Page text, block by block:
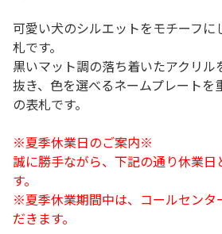
可愛い犬のシルエットをモチーフ
札です。
黒いマット調の落ち着いたアクリル
抜き、色を選べるネームプレートを
の表札です。
※夏季休業日のご案内※
誠に勝手ながら、下記の通り休業日
す。
※夏季休業期間中は、コールセンタ
だきます。